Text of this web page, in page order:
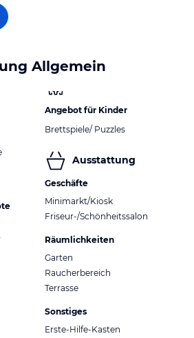
Allgemein
Angebot für Kinder
Brettspiele/ Puzzles
Ausstattung
Geschäfte
Minimarkt/Kiosk
Friseur-/Schönheitssalon
Räumlichkeiten
Garten
Raucherbereich
Terrasse
Sonstiges
Erste-Hilfe-Kasten